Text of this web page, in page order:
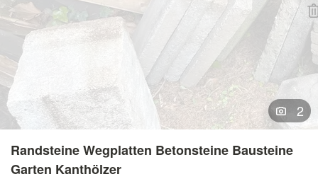
Anzeige aufgeben
2
Randsteine Wegplatten Betonsteine Bausteine
Garten Kanthölzer